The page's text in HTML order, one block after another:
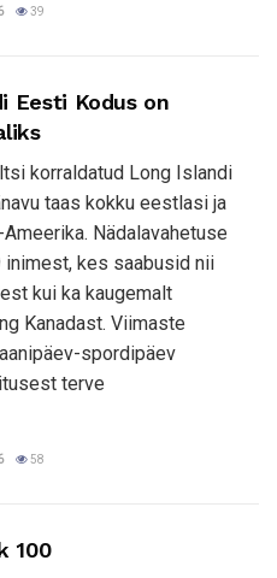
39
Eesti Kodus on
korraldatud Long Islandi
taas kokku eestlasi ja
Nädalavahetuse
kes saabusid nii
kui ka kaugemalt
Kanadast. Viimaste
spordipäev
terve
58
100